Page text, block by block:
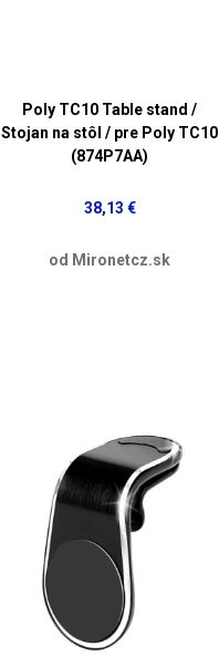
Poly TC10 Table stand /
Stojan na stôl / pre Poly TC10
(874P7AA)
38,13 €
od Mironetcz.sk